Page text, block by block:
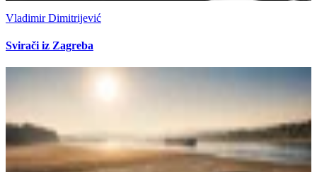
Vladimir Dimitrijević
Svirači iz Zagreba